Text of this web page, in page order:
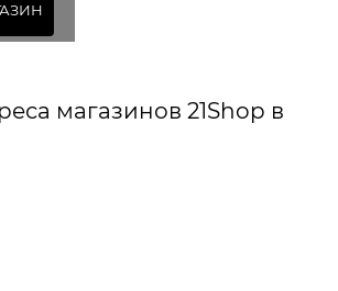
магазинов 21Shop в